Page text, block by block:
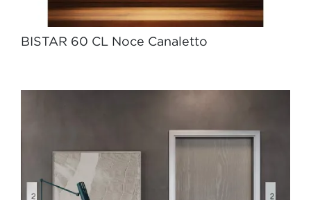
BISTAR 60 CL Noce Canaletto